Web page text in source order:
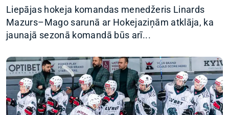
Liepājas hokeja komandas menedžeris Linards
Mazurs–Mago sarunā ar Hokejaziņām atklāja, ka
jaunajā sezonā komandā būs arī...